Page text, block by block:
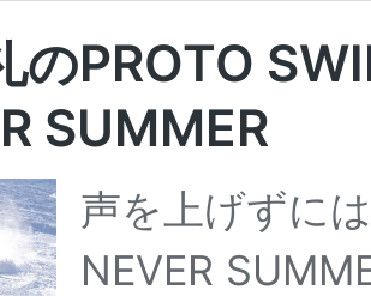
のPROTO
SUMMER
声を上げずに
NEVER